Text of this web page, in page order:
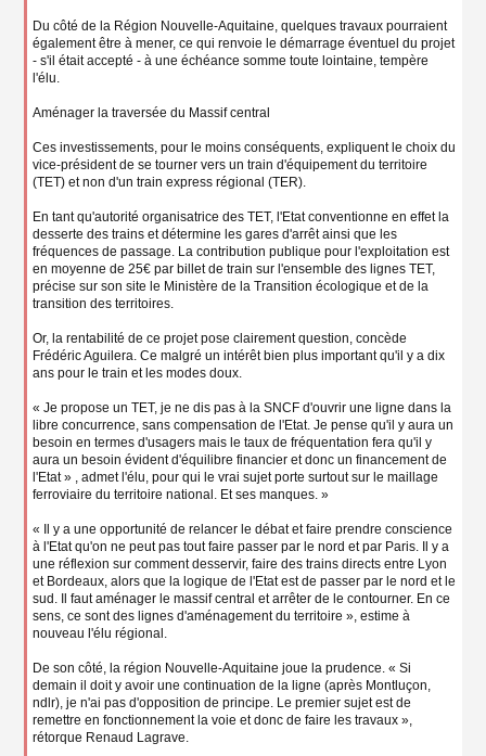
Du côté de la Région Nouvelle-Aquitaine, quelques travaux pourraient
également être à mener, ce qui renvoie le démarrage éventuel du projet
- s'il était accepté - à une échéance somme toute lointaine, tempère
l'élu.
Aménager la traversée du Massif central
Ces investissements, pour le moins conséquents, expliquent le choix du
vice-président de se tourner vers un train d'équipement du territoire
(TET) et non d'un train express régional (TER).
En tant qu'autorité organisatrice des TET, l'Etat conventionne en effet la
desserte des trains et détermine les gares d'arrêt ainsi que les
fréquences de passage. La contribution publique pour l'exploitation est
en moyenne de 25€ par billet de train sur l'ensemble des lignes TET,
précise sur son site le Ministère de la Transition écologique et de la
transition des territoires.
Or, la rentabilité de ce projet pose clairement question, concède
Frédéric Aguilera. Ce malgré un intérêt bien plus important qu'il y a dix
ans pour le train et les modes doux.
« Je propose un TET, je ne dis pas à la SNCF d'ouvrir une ligne dans la
libre concurrence, sans compensation de l'Etat. Je pense qu'il y aura un
besoin en termes d'usagers mais le taux de fréquentation fera qu'il y
aura un besoin évident d'équilibre financier et donc un financement de
l'Etat » , admet l'élu, pour qui le vrai sujet porte surtout sur le maillage
ferroviaire du territoire national. Et ses manques. »
« Il y a une opportunité de relancer le débat et faire prendre conscience
à l'Etat qu'on ne peut pas tout faire passer par le nord et par Paris. Il y a
une réflexion sur comment desservir, faire des trains directs entre Lyon
et Bordeaux, alors que la logique de l'Etat est de passer par le nord et le
sud. Il faut aménager le massif central et arrêter de le contourner. En ce
sens, ce sont des lignes d'aménagement du territoire », estime à
nouveau l'élu régional.
De son côté, la région Nouvelle-Aquitaine joue la prudence. « Si
demain il doit y avoir une continuation de la ligne (après Montluçon,
ndlr), je n'ai pas d'opposition de principe. Le premier sujet est de
remettre en fonctionnement la voie et donc de faire les travaux »,
rétorque Renaud Lagrave.